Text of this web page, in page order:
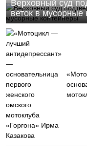
Верховный суд
веток в мусорные